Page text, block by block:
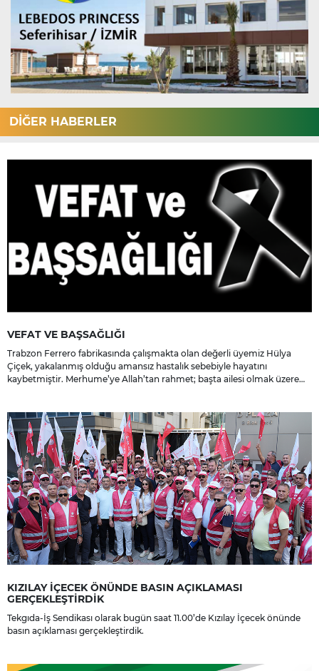
DİĞER HABERLER
VEFAT VE BAŞSAĞLIĞI
Trabzon Ferrero fabrikasında çalışmakta olan değerli üyemiz Hülya
Çiçek, yakalanmış olduğu amansız hastalık sebebiyle hayatını
kaybetmiştir. Merhume’ye Allah’tan rahmet; başta ailesi olmak üzere
KIZILAY İÇECEK ÖNÜNDE BASIN AÇIKLAMASI
GERÇEKLEŞTİRDİK
Tekgıda-İş Sendikası olarak bugün saat 11.00’de Kızılay İçecek önünde
basın açıklaması gerçekleştirdik.